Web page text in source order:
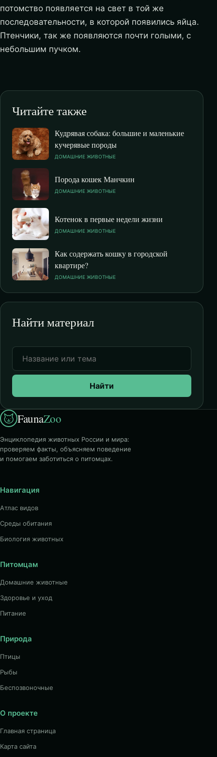
потомство появляется на свет в той же
последовательности, в которой появились яйца.
Птенчики, так же появляются почти голыми, с
небольшим пучком.
Читайте также
Кудрявая собака: большие и маленькие
кучерявые породы
ДОМАШНИЕ ЖИВОТНЫЕ
Порода кошек Манчкин
ДОМАШНИЕ ЖИВОТНЫЕ
Котенок в первые недели жизни
ДОМАШНИЕ ЖИВОТНЫЕ
Как содержать кошку в городской
квартире?
ДОМАШНИЕ ЖИВОТНЫЕ
Найти материал
Найти
FaunaZoo
Энциклопедия животных России и мира:
проверяем факты, объясняем поведение
и помогаем заботиться о питомцах.
Навигация
Атлас видов
Среды обитания
Биология животных
Питомцам
Домашние животные
Здоровье и уход
Питание
Природа
Птицы
Рыбы
Беспозвоночные
О проекте
Главная страница
Карта сайта